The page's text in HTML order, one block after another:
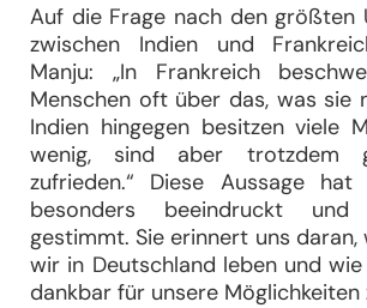
Auf die Frage nach den größten
zwischen Indien und
Manju: „In Frankreich
Menschen oft über das, was sie
Indien hingegen besitzen viele
wenig, sind aber trotzdem
zufrieden.“ Diese Aussage
besonders beeindruckt und
gestimmt. Sie erinnert uns
wir in Deutschland leben und
dankbar für unsere Möglichkeiten